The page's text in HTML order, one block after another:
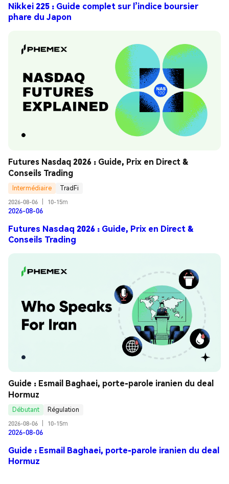
Nikkei 225 : Guide complet sur l’indice boursier
phare du Japon
Futures Nasdaq 2026 : Guide, Prix en Direct &
Conseils Trading
Intermédiaire
TradFi
2026-08-06
10-15m
2026-08-06
Futures Nasdaq 2026 : Guide, Prix en Direct &
Conseils Trading
Guide : Esmail Baghaei, porte-parole iranien du deal
Hormuz
Débutant
Régulation
2026-08-06
10-15m
2026-08-06
Guide : Esmail Baghaei, porte-parole iranien du deal
Hormuz